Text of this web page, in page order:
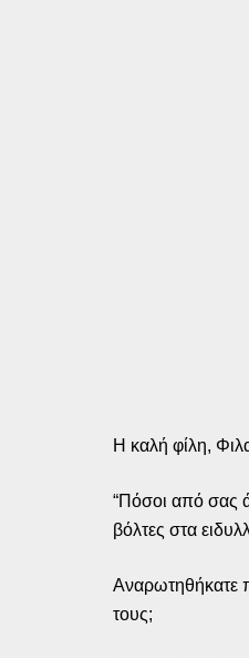
Η καλή φίλη,
“Πόσοι από σας
βόλτες στα
Αναρωτηθήκατε
τους;